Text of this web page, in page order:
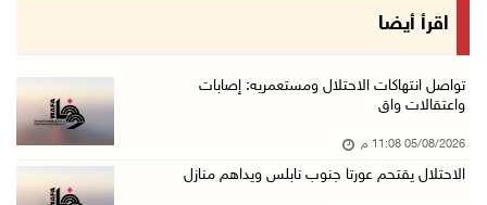
الرئيس يقلد عائلة القائد الوطني الراحل أحمد ع ...
باسم الرئيس: وزير الداخلية يمنح العميد جيسون ...
الاحتلال يقتحم كفر مالك ودير جرير ومستعمرون ي ...
اقرأ أيضا
تواصل انتهاكات الاحتلال ومستعمريه: إصابات
واعتقالات واق
05/08/2026 11:08 م
الاحتلال يقتحم عورتا جنوب نابلس ويداهم منازل